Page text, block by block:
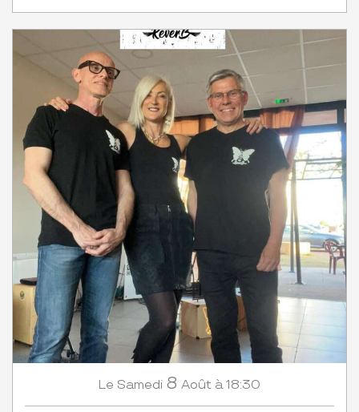
Le Samedi 8 Août à 18:30